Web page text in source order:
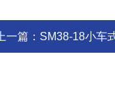
上一篇： SM38-18小车